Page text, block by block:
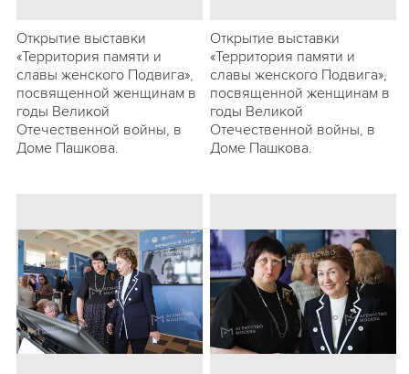
Открытие выставки
«Территория памяти и
славы женского Подвига»,
посвященной женщинам в
годы Великой
Отечественной войны, в
Доме Пашкова.
Открытие выставки
«Территория памяти и
славы женского Подвига»,
посвященной женщинам в
годы Великой
Отечественной войны, в
Доме Пашкова.